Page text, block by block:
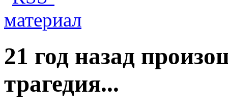
21 год назад
трагедия...